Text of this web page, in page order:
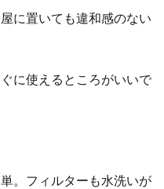
に置いても違和感のない
に使えるところがいいで
。フィルターも水洗いが